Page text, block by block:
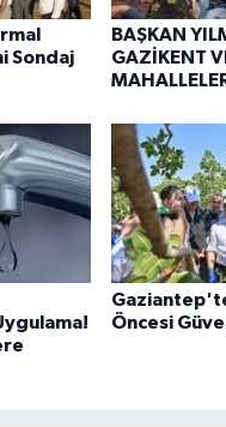
Sondaj
BAŞKAN
GAZİKENT
Gaziantep'te
Öncesi